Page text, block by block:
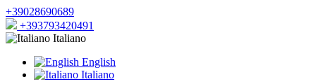
+39028690689
+393793420491
Italiano
English
Italiano